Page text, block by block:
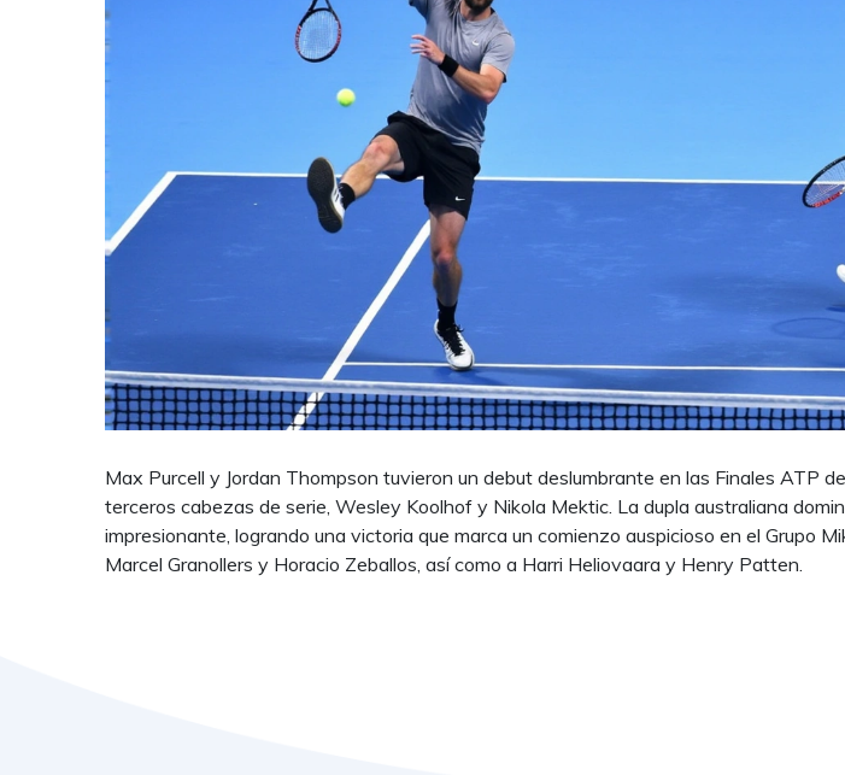
Max Purcell y Jordan Thompson tuvieron un debut deslumbrante en las Finales ATP
terceros cabezas de serie, Wesley Koolhof y Nikola Mektic. La dupla australiana
impresionante, logrando una victoria que marca un comienzo auspicioso en el Grupo
Marcel Granollers y Horacio Zeballos, así como a Harri Heliovaara y Henry Patten.